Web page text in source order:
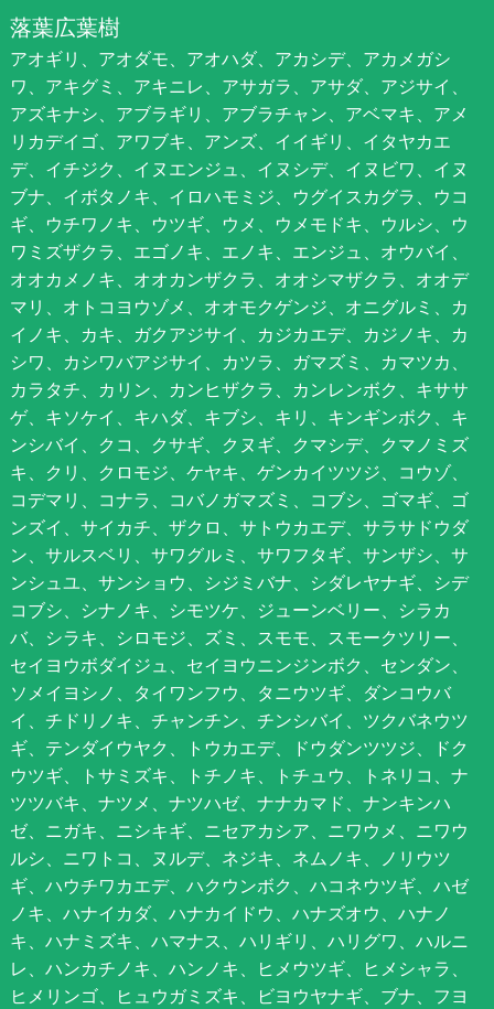
落葉広葉樹
アオギリ、アオダモ、アオハダ、アカシデ、アカメガシ
ワ、アキグミ、アキニレ、アサガラ、アサダ、アジサイ、
アズキナシ、アブラギリ、アブラチャン、アベマキ、アメ
リカデイゴ、アワブキ、アンズ、イイギリ、イタヤカエ
デ、イチジク、イヌエンジュ、イヌシデ、イヌビワ、イヌ
ブナ、イボタノキ、イロハモミジ、ウグイスカグラ、ウコ
ギ、ウチワノキ、ウツギ、ウメ、ウメモドキ、ウルシ、ウ
ワミズザクラ、エゴノキ、エノキ、エンジュ、オウバイ、
オオカメノキ、オオカンザクラ、オオシマザクラ、オオデ
マリ、オトコヨウゾメ、オオモクゲンジ、オニグルミ、カ
イノキ、カキ、ガクアジサイ、カジカエデ、カジノキ、カ
シワ、カシワバアジサイ、カツラ、ガマズミ、カマツカ、
カラタチ、カリン、カンヒザクラ、カンレンボク、キササ
ゲ、キソケイ、キハダ、キブシ、キリ、キンギンボク、キ
ンシバイ、クコ、クサギ、クヌギ、クマシデ、クマノミズ
キ、クリ、クロモジ、ケヤキ、ゲンカイツツジ、コウゾ、
コデマリ、コナラ、コバノガマズミ、コブシ、ゴマギ、ゴ
ンズイ、サイカチ、ザクロ、サトウカエデ、サラサドウダ
ン、サルスベリ、サワグルミ、サワフタギ、サンザシ、サ
ンシュユ、サンショウ、シジミバナ、シダレヤナギ、シデ
コブシ、シナノキ、シモツケ、ジューンベリー、シラカ
バ、シラキ、シロモジ、ズミ、スモモ、スモークツリー、
セイヨウボダイジュ、セイヨウニンジンボク、センダン、
ソメイヨシノ、タイワンフウ、タニウツギ、ダンコウバ
イ、チドリノキ、チャンチン、チンシバイ、ツクバネウツ
ギ、テンダイウヤク、トウカエデ、ドウダンツツジ、ドク
ウツギ、トサミズキ、トチノキ、トチュウ、トネリコ、ナ
ツツバキ、ナツメ、ナツハゼ、ナナカマド、ナンキンハ
ゼ、ニガキ、ニシキギ、ニセアカシア、ニワウメ、ニワウ
ルシ、ニワトコ、ヌルデ、ネジキ、ネムノキ、ノリウツ
ギ、ハウチワカエデ、ハクウンボク、ハコネウツギ、ハゼ
ノキ、ハナイカダ、ハナカイドウ、ハナズオウ、ハナノ
キ、ハナミズキ、ハマナス、ハリギリ、ハリグワ、ハルニ
レ、ハンカチノキ、ハンノキ、ヒメウツギ、ヒメシャラ、
ヒメリンゴ、ヒュウガミズキ、ビヨウヤナギ、ブナ、フヨ